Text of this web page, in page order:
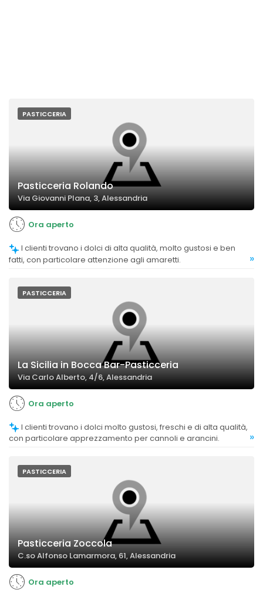
PASTICCERIA
Pasticceria Rolando
Via Giovanni Plana, 3, Alessandria
Ora aperto
fatti, con particolare attenzione agli amaretti.
»
PASTICCERIA
La Sicilia in Bocca Bar-Pasticceria
Via Carlo Alberto, 4/6, Alessandria
Ora aperto
con particolare apprezzamento per cannoli e arancini.
»
PASTICCERIA
Pasticceria Zoccola
C.so Alfonso Lamarmora, 61, Alessandria
Ora aperto